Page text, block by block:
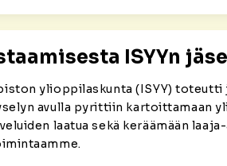
ISYYn
ylioppilaskunta (ISYY) toteutti
avulla pyrittiin kartoittamaan
laatua sekä keräämään